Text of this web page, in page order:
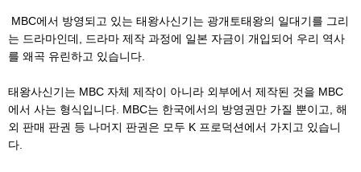
MBC에서 방영되고 있는 태왕사신기는 광개토태왕의 일대기를 그리
는 드라마인데, 드라마 제작 과정에 일본 자금이 개입되어 우리 역사
를 왜곡 유린하고 있습니다.
태왕사신기는 MBC 자체 제작이 아니라 외부에서 제작된 것을 MBC
에서 사는 형식입니다. MBC는 한국에서의 방영권만 가질 뿐이고, 해
외 판매 판권 등 나머지 판권은 모두 K 프로덕션에서 가지고 있습니
다.